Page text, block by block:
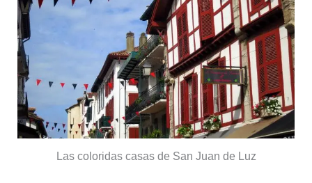
Las coloridas casas de San Juan de Luz